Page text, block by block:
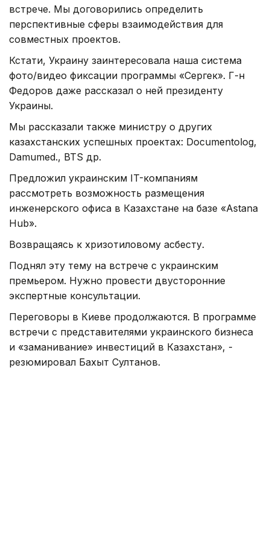
встрече. Мы договорились определить
перспективные сферы взаимодействия для
совместных проектов.
Кстати, Украину заинтересовала наша система
фото/видео фиксации программы «Сергек». Г-н
Федоров даже рассказал о ней президенту
Украины.
Мы рассказали также министру о других
казахстанских успешных проектах: Documentolog,
Damumed., BTS др.
Предложил украинским IT-компаниям
рассмотреть возможность размещения
инженерского офиса в Казахстане на базе «Astana
Hub».
Возвращаясь к хризотиловому асбесту.
Поднял эту тему на встрече с украинским
премьером. Нужно провести двусторонние
экспертные консультации.
Переговоры в Киеве продолжаются. В программе
встречи с представителями украинского бизнеса
и «заманивание» инвестиций в Казахстан», -
резюмировал Бахыт Султанов.